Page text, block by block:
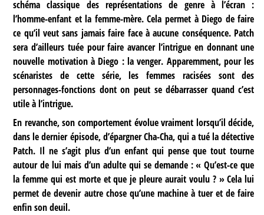
schéma classique des représentations de genre à l’écran :
l’homme-enfant et la femme-mère. Cela permet à Diego de faire
ce qu’il veut sans jamais faire face à aucune conséquence. Patch
sera d’ailleurs tuée pour faire avancer l’intrigue en donnant une
nouvelle motivation à Diego : la venger. Apparemment, pour les
scénaristes de cette série, les femmes racisées sont des
personnages-fonctions dont on peut se débarrasser quand c’est
utile à l’intrigue.
En revanche, son comportement évolue vraiment lorsqu’il décide,
dans le dernier épisode, d’épargner Cha-Cha, qui a tué la détective
Patch. Il ne s’agit plus d’un enfant qui pense que tout tourne
autour de lui mais d’un adulte qui se demande : « Qu’est-ce que
la femme qui est morte et que je pleure aurait voulu ? » Cela lui
permet de devenir autre chose qu’une machine à tuer et de faire
enfin son deuil.